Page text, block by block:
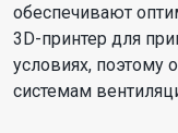
обеспечивают
3D-принтер для
условиях, поэтому
системам